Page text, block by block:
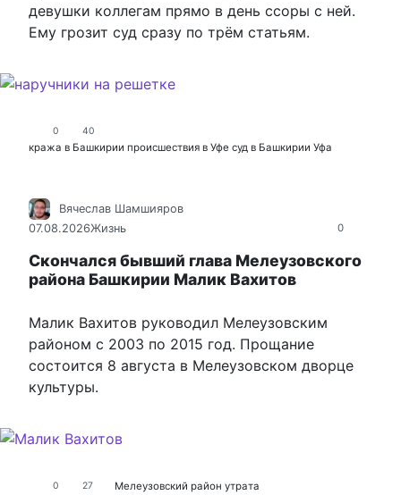
девушки коллегам прямо в день ссоры с ней.
Ему грозит суд сразу по трём статьям.
0 40
кража в Башкирии происшествия в Уфе суд в Башкирии Уфа
0
Вячеслав Шамшияров
07.08.2026Жизнь
Скончался бывший глава Мелеузовского
района Башкирии Малик Вахитов
Малик Вахитов руководил Мелеузовским
районом с 2003 по 2015 год. Прощание
состоится 8 августа в Мелеузовском дворце
культуры.
0 27 Мелеузовский район утрата